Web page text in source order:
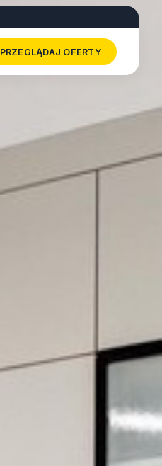
PRZEGLĄDAJ OFERTY